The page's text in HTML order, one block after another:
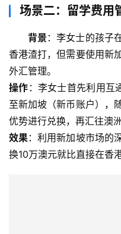
场景二：留学费用
背景 ：李女士的孩子
香港渣打，但需要使用新
外汇管理。
操作 ：李女士首先利用互
至新加坡（新币账户），
优势进行兑换，再汇往澳洲
效果：利用新加坡市场的
换10万澳元就比直接在香